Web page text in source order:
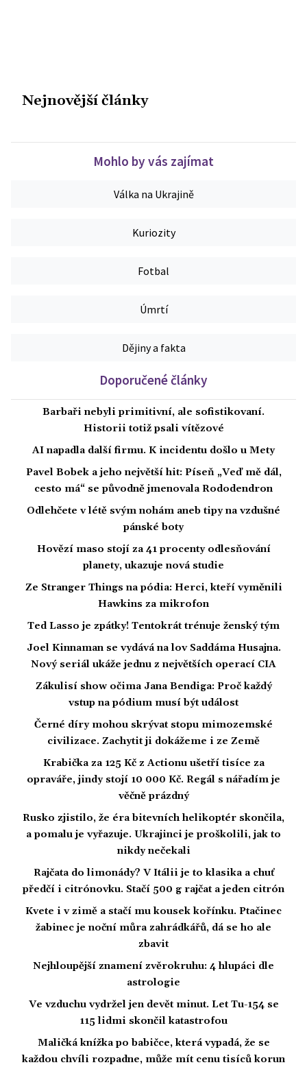
Nejnovější články
Mohlo by vás zajímat
Válka na Ukrajině
Kuriozity
Fotbal
Úmrtí
Dějiny a fakta
Doporučené články
Barbaři nebyli primitivní, ale sofistikovaní.
Historii totiž psali vítězové
AI napadla další firmu. K incidentu došlo u Mety
Pavel Bobek a jeho největší hit: Píseň „Veď mě dál,
cesto má“ se původně jmenovala Rododendron
Odlehčete v létě svým nohám aneb tipy na vzdušné
pánské boty
Hovězí maso stojí za 41 procenty odlesňování
planety, ukazuje nová studie
Ze Stranger Things na pódia: Herci, kteří vyměnili
Hawkins za mikrofon
Ted Lasso je zpátky! Tentokrát trénuje ženský tým
Joel Kinnaman se vydává na lov Saddáma Husajna.
Nový seriál ukáže jednu z největších operací CIA
Zákulisí show očima Jana Bendiga: Proč každý
vstup na pódium musí být událost
Černé díry mohou skrývat stopu mimozemské
civilizace. Zachytit ji dokážeme i ze Země
Krabička za 125 Kč z Actionu ušetří tisíce za
opraváře, jindy stojí 10 000 Kč. Regál s nářadím je
věčně prázdný
Rusko zjistilo, že éra bitevních helikoptér skončila,
a pomalu je vyřazuje. Ukrajinci je proškolili, jak to
nikdy nečekali
Rajčata do limonády? V Itálii je to klasika a chuť
předčí i citrónovku. Stačí 500 g rajčat a jeden citrón
Kvete i v zimě a stačí mu kousek kořínku. Ptačinec
žabinec je noční můra zahrádkářů, dá se ho ale
zbavit
Nejhloupější znamení zvěrokruhu: 4 hlupáci dle
astrologie
Ve vzduchu vydržel jen devět minut. Let Tu-154 se
115 lidmi skončil katastrofou
Maličká knížka po babičce, která vypadá, že se
každou chvíli rozpadne, může mít cenu tisíců korun